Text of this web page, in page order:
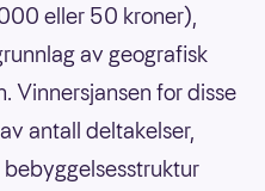
eller 50 kroner),
av geografisk
Vinnersjansen for disse
antall deltakelser,